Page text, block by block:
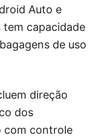
Auto e
tem capacidade
de uso
direção
dos
com controle